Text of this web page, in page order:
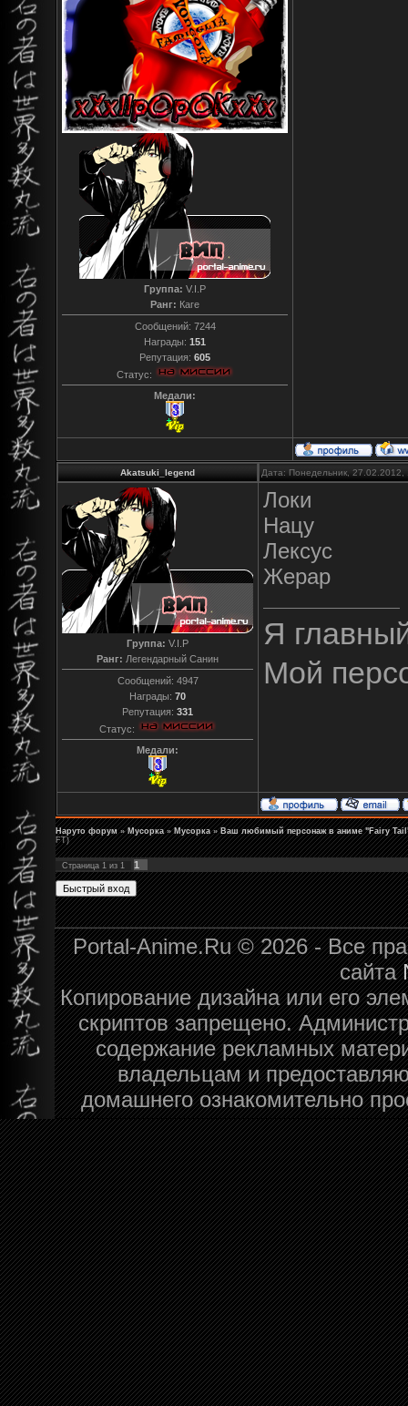
Группа: V.I.P
Ранг: Каге
Сообщений: 7244
Награды: 151
Репутация: 605
Статус:
Медали:
Akatsuki_legend Дата: Понедельник,
Группа: V.I.P
Ранг: Легендарный Санин
Сообщений: 4947
Награды: 70
Репутация: 331
Статус:
Медали:
Локи
Нацу
Лексус
Жерар
Я
Мой
Наруто форум » Мусорка » Мусорка » Ваш любимый персонаж в аниме "Fairy
FT)
Страница 1 из 1 1
Portal-Anime.Ru © 2026 - Все
сайта
Копирование дизайна или его
скриптов запрещено.
содержание рекламных
владельцам и
домашнего ознакомительно